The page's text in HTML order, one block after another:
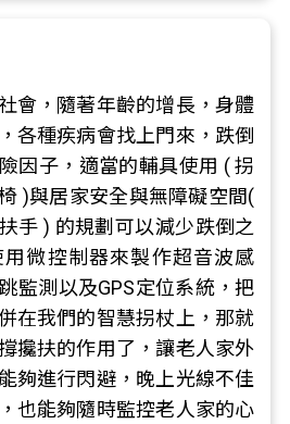
會，隨著年齡的增長，身體
各種疾病會找上門來，跌倒
因子，適當的輔具使用 ( 拐
)與居家安全與無障礙空間(
手 ) 的規劃可以減少跌倒之
微控制器來製作超音波感
監測以及GPS定位系統，把
在我們的智慧拐杖上，那就
攙扶的作用了，讓老人家外
夠進行閃避，晚上光線不佳
也能夠隨時監控老人家的心